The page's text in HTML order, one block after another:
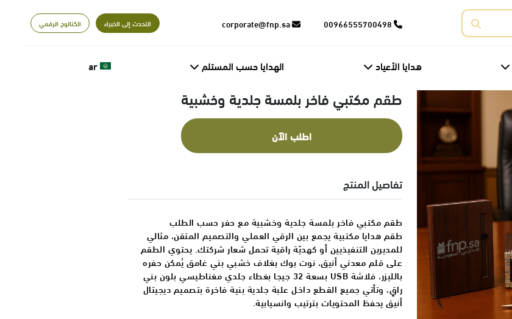
التحدث إلى الخبراء الكتالوج الرقمي
هدايا الأعياد الهدايا حسب المستلم ar
طقم مكتبي فاخر بلمسة جلدية وخشبية
اطلب الآن
تفاصيل المنتج
طقم مكتبي فاخر بلمسة جلدية وخشبية مع حفر حسب الطلب
طقم هدايا مكتبية يجمع بين الرقي العملي والتصميم المتقن، مثالي
للمديرين التنفيذيين أو كهديّة راقية تحمل شعار شركتك. يحتوي الطقم
على قلم معدني أنيق، نوت بوك بغلاف خشبي بني غامق يُمكن حفره
بالليزر، فلاشة USB بسعة 32 جيجا بغطاء جلدي مغناطيسي بلون بني
راقٍ، وتأتي جميع القطع داخل علبة جلدية بنية فاخرة بتصميم ديجيتال
أنيق يحفظ المحتويات بترتيب وانسيابية.